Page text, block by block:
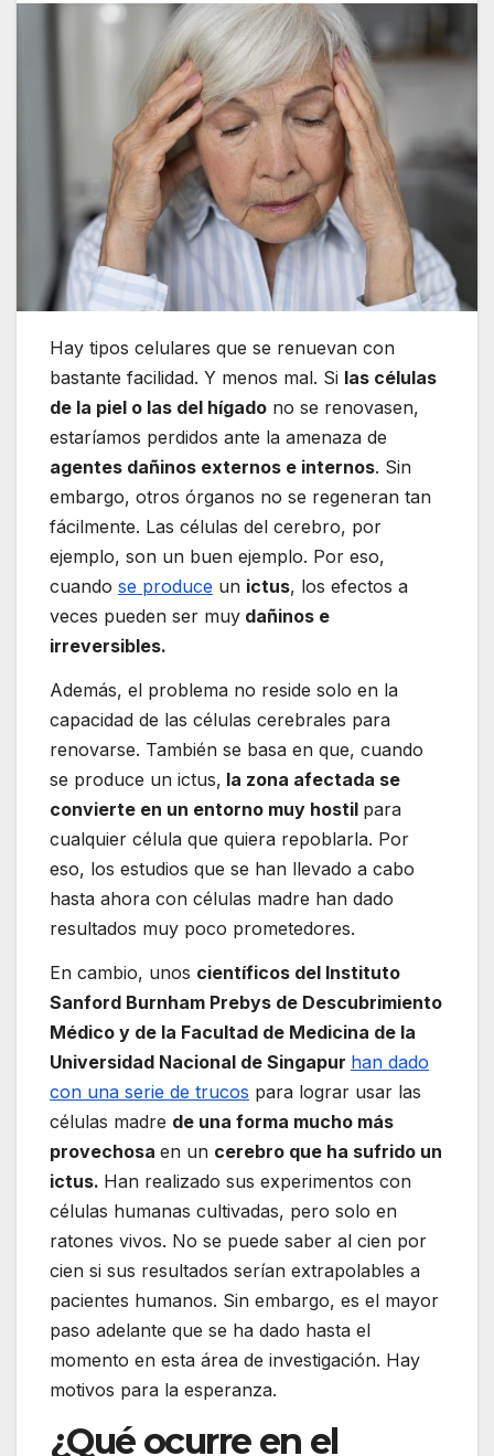
Hay tipos celulares que se renuevan con
bastante facilidad. Y menos mal. Si las células
de la piel o las del hígado no se renovasen,
estaríamos perdidos ante la amenaza de
agentes dañinos externos e internos. Sin
embargo, otros órganos no se regeneran tan
fácilmente. Las células del cerebro, por
ejemplo, son un buen ejemplo. Por eso,
cuando se produce un ictus, los efectos a
veces pueden ser muy dañinos e
irreversibles.
Además, el problema no reside solo en la
capacidad de las células cerebrales para
renovarse. También se basa en que, cuando
se produce un ictus, la zona afectada se
convierte en un entorno muy hostil para
cualquier célula que quiera repoblarla. Por
eso, los estudios que se han llevado a cabo
hasta ahora con células madre han dado
resultados muy poco prometedores.
En cambio, unos científicos del Instituto
Sanford Burnham Prebys de Descubrimiento
Médico y de la Facultad de Medicina de la
Universidad Nacional de Singapur han dado
con una serie de trucos para lograr usar las
células madre de una forma mucho más
provechosa en un cerebro que ha sufrido un
ictus. Han realizado sus experimentos con
células humanas cultivadas, pero solo en
ratones vivos. No se puede saber al cien por
cien si sus resultados serían extrapolables a
pacientes humanos. Sin embargo, es el mayor
paso adelante que se ha dado hasta el
momento en esta área de investigación. Hay
motivos para la esperanza.
¿Qué ocurre en el